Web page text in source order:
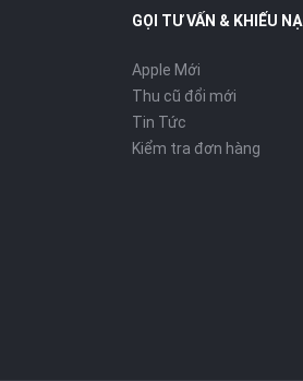
GỌI TƯ VẤN & KHIẾU NẠI
Apple Mới
Thu cũ đổi mới
Tin Tức
Kiểm tra đơn hàng